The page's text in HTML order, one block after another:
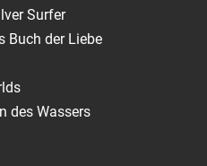
Surfer
Buch der Liebe
des Wassers